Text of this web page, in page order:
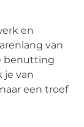
en
van
benutting
je van
een troef